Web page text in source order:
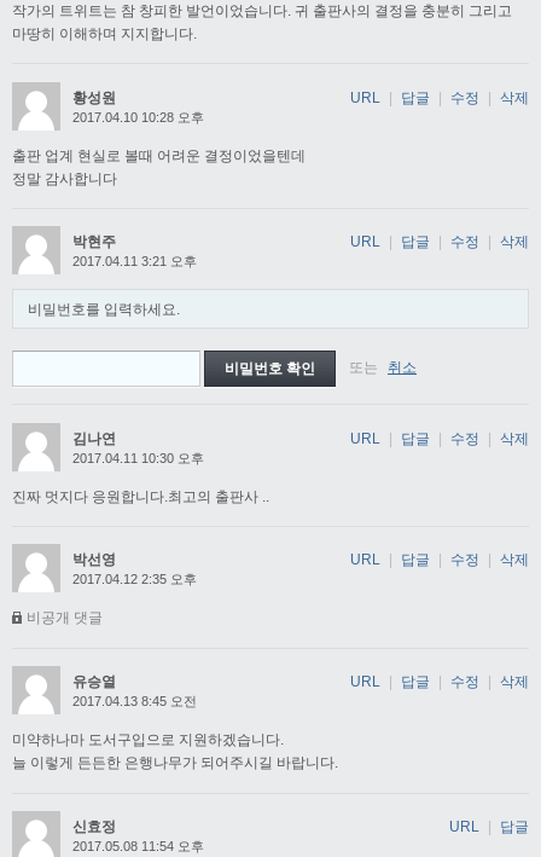
작가의 트위트는 참 창피한 발언이었습니다. 귀 출판사의 결정을 충분히 그리고
마땅히 이해하며 지지합니다.
황성원
2017.04.10 10:28 오후
출판 업계 현실로 볼때 어려운 결정이었을텐데
정말 감사합니다
URL | 답글 | 수정 | 삭제
박현주
2017.04.11 3:21 오후
비밀번호를 입력하세요.
또는 취소
URL 답글 수정 삭제
김나연
2017.04.11 10:30 오후
진짜 멋지다 응원합니다.최고의 출판사 ..
URL | 답글 | 수정 | 삭제
박선영
2017.04.12 2:35 오후
비공개 댓글
URL 답글 수정 삭제
유승열
2017.04.13 8:45 오전
미약하나마 도서구입으로 지원하겠습니다.
늘 이렇게 든든한 은행나무가 되어주시길 바랍니다.
URL 답글 수정 삭제
신효정
2017.05.08 11:54 오후
URL 답글